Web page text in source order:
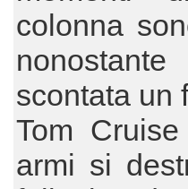
colonna
scontata un
Tom
armi si